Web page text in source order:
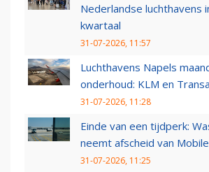
Nederlandse luchthavens
kwartaal
31-07-2026, 11:57
Luchthavens Napels
onderhoud: KLM en
31-07-2026, 11:28
Einde van een tijdperk:
neemt afscheid van
31-07-2026, 11:25